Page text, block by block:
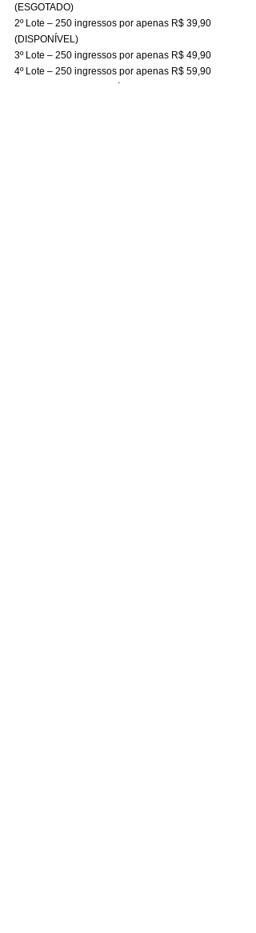
(ESGOTADO)
2º Lote – 250 ingressos por apenas R$ 39,90
(DISPONÍVEL)
3º Lote – 250 ingressos por apenas R$ 49,90
4º Lote – 250 ingressos por apenas R$ 59,90
​Cada lote corresponde à quantidade de ingressos